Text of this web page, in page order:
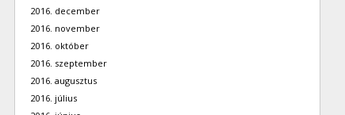
2016. december
2016. november
2016. október
2016. szeptember
2016. augusztus
2016. július